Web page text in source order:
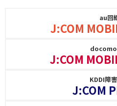
au回
J:COM
J:COM
KDDI障
J:COM